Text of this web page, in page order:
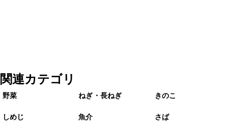
関連カテゴリ
野菜 ねぎ・長ねぎ きのこ
しめじ 魚介 さば